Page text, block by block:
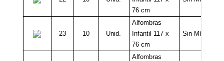
76 cm
23 10 Unid.
Alfombras
Infantil 117 x
76 cm
Sin Mínimo
Alfombras